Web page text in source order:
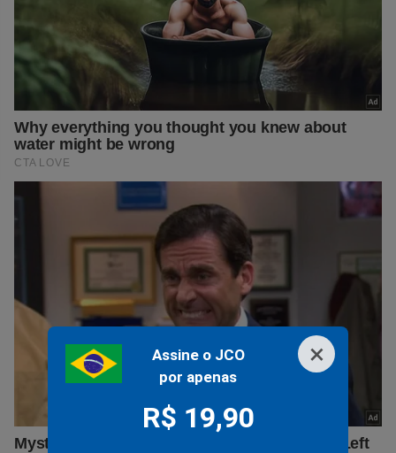
×
Assine o JCO
por apenas
R$ 19,90